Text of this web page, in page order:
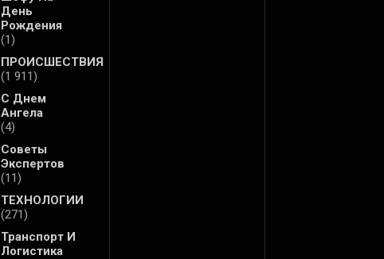
День
Рождения
(1)
ПРОИСШЕСТВИЯ
(1 911)
С Днем
Ангела
(4)
Советы
Экспертов
(11)
ТЕХНОЛОГИИ
(271)
Транспорт И
Логистика